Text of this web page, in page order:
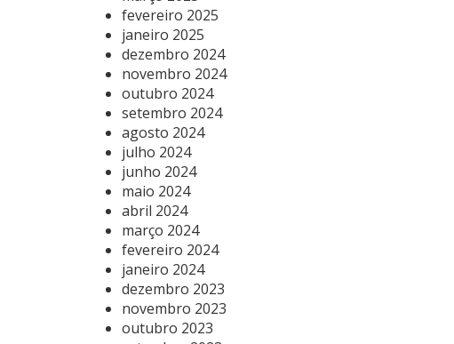
fevereiro 2025
janeiro 2025
dezembro 2024
novembro 2024
outubro 2024
setembro 2024
agosto 2024
julho 2024
junho 2024
maio 2024
abril 2024
março 2024
fevereiro 2024
janeiro 2024
dezembro 2023
novembro 2023
outubro 2023